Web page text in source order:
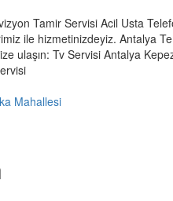
Tamir Servisi Acil Usta
ile hizmetinizdeyiz. Antalya
ulaşın: Tv Servisi Antalya
Mahallesi